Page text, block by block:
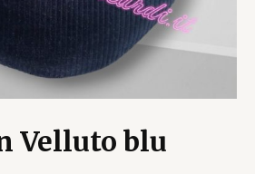
Velluto blu